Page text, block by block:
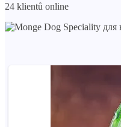
24 klientů online